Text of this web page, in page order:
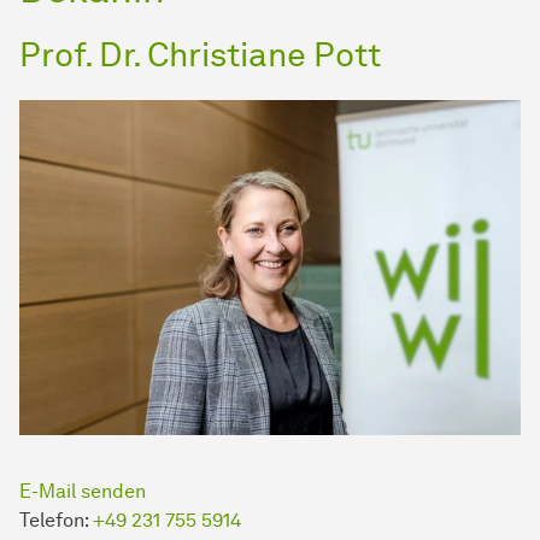
Prof. Dr. Christiane Pott
E-Mail senden
Telefon: +49 231 755 5914